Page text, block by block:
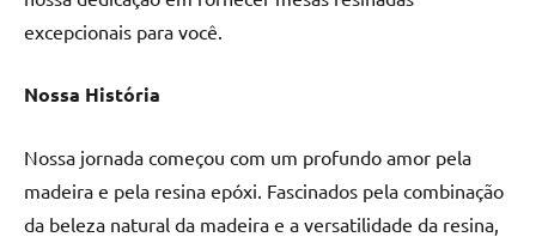
resina.
nossas
inspirações
sobre
mesa
excepcionais para você.
Nossa História
Nossa jornada começou com um profundo amor pela
madeira e pela resina epóxi. Fascinados pela combinação
da beleza natural da madeira e a versatilidade da resina,